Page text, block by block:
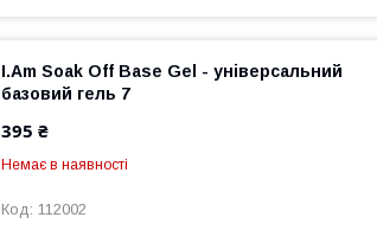
I.Am Soak Off Base Gel - універсальний
базовий гель 7
395 ₴
Немає в наявності
112002